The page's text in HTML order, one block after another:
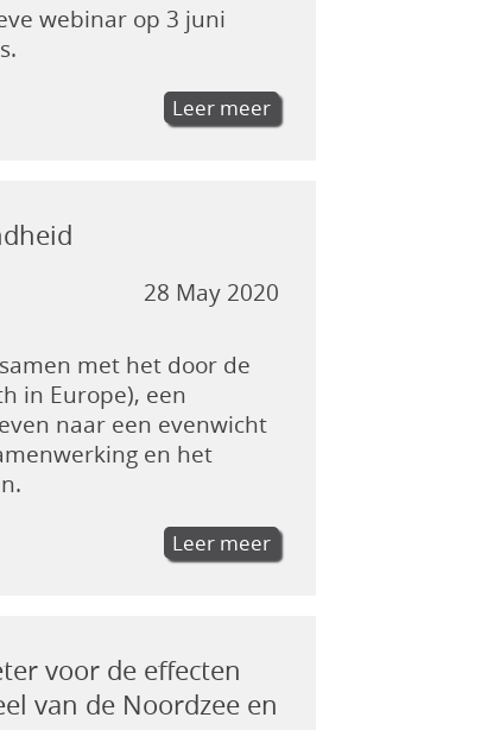
webinar op 3 juni
Leer meer
28 May 2020
met het door de
in Europe), een
naar een evenwicht
en het
Leer meer
voor de effecten
van de Noordzee en